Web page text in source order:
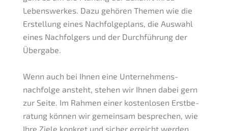
Lebens­werkes. Dazu gehören Themen wie die
Erstel­lung eines Nachfol­ge­plans, die Auswahl
eines Nachfol­gers und der Durch­füh­rung der
Übergabe.
Wenn auch bei Ihnen eine Unternehmens­
nachfolge ansteht, stehen wir Ihnen dabei gern
zur Seite. Im Rahmen einer kosten­lo­sen Erstbe­
ra­tung können wir gemein­sam bespre­chen, wie
Ihre Ziele konkret und sicher erreicht werden